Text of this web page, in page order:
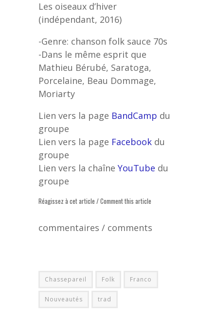
Les oiseaux d’hiver
(indépendant, 2016)
-Genre: chanson folk sauce 70s
-Dans le même esprit que
Mathieu Bérubé, Saratoga,
Porcelaine, Beau Dommage,
Moriarty
Lien vers la page BandCamp du
groupe
Lien vers la page Facebook du
groupe
Lien vers la chaîne YouTube du
groupe
Réagissez à cet article / Comment this article
commentaires / comments
Chassepareil Folk Franco
Nouveautés trad